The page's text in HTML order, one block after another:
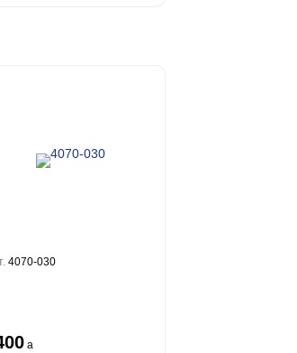
4070-030
a